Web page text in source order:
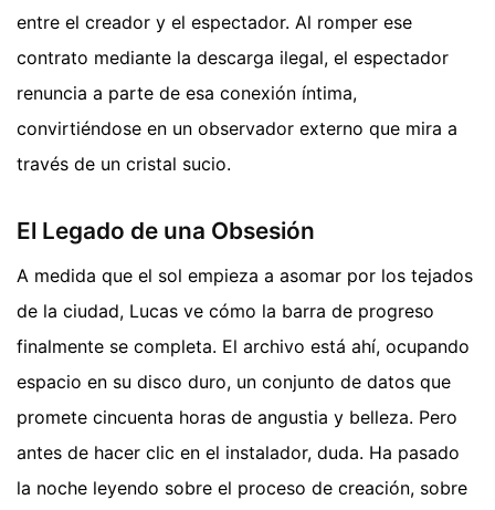
entre el creador y el espectador. Al romper ese
contrato mediante la descarga ilegal, el espectador
renuncia a parte de esa conexión íntima,
convirtiéndose en un observador externo que mira a
través de un cristal sucio.
El Legado de una Obsesión
A medida que el sol empieza a asomar por los tejados
de la ciudad, Lucas ve cómo la barra de progreso
finalmente se completa. El archivo está ahí, ocupando
espacio en su disco duro, un conjunto de datos que
promete cincuenta horas de angustia y belleza. Pero
antes de hacer clic en el instalador, duda. Ha pasado
la noche leyendo sobre el proceso de creación, sobre